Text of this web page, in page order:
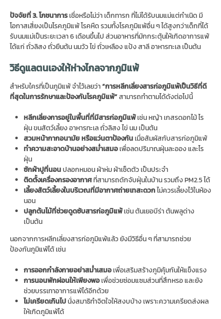
ปัจจัยที่ 3. โภชนาการ เชื่อหรือไม่ว่า เด็กทารก ที่ไม่ได้รับนมแม่แต่กำเนิด มี
โอกาสเสี่ยงเป็นโรคภูมิแพ้ โรคหืด รวมทั้งโรคภูมิแพ้อื่น ๆ ได้สูงกว่าเด็กที่ได้
รับนมแม่เป็นระยะเวลา 6 เดือนขึ้นไป ส่วนอาหารที่มักกระตุ้นให้เกิดอาการแพ้
ได้แก่ ถั่วลิสง ถั่วยืนต้น นมวัว ไข่ ถั่วเหลือง แป้งสาลีอาหารทะเล เป็นต้น
วิธีดูแลตนเองให้ห่างไกลจากภูมิแพ้
สำหรับใครที่เป็นภูมิแพ้ จำไว้เลยว่า“การหลีกเลี่ยงสารก่อภูมิแพ้เป็นวิธีที่ดี
ที่สุดในการรักษาและป้องกันโรคภูมิแพ้”สามารถทำตามได้ดังต่อไปนี้
หลีกเลี่ยงการอยู่ในพื้นที่ที่มีสารก่อภูมิแพ้เช่น หญ้า เกสรดอกไม้ ไร
ฝุ่น ขนสัตว์เลี้ยง อาหารทะเล ถั่วลิสง ไข่ นม เป็นต้น
สวมหน้ากากอนามัย หรือแว่นตาป้องกัน เมื่อสัมผัสกับสารก่อภูมิแพ้
ทำความสะอาดบ้านอย่างสม่ำเสมอ เพื่อลดปริมาณฝุ่นละออง และไร
ฝุ่น
ซักผ้าปูที่นอน ปลอกหมอน ผ้าห่ม ผ้าเช็ดตัว เป็นประจำ
ติดตั้งเครื่องกรองอากาศที่สามารถดักจับฝุ่นในบ้าน รวมถึง PM2.5 ได้
เลี้ยงสัตว์เลี้ยงในบริเวณที่มีอากาศถ่ายเทสะดวกไม่ควรเลี้ยงไว้ในห้อง
นอน
ปลูกต้นไม้ที่ช่วยดูดซับสารก่อภูมิแพ้เช่น ต้นเยอบีร่า ต้นพลูด่าง
เป็นต้น
นอกจากการหลีกเลี่ยงสารก่อภูมิแพ้แล้ว ยังมีวิธีอื่น ๆ ที่สามารถช่วย
ป้องกันภูมิแพ้ได้ เช่น
การออกกำลังกายอย่าสม่ำเสมอ เพื่อเสริมสร้างภูมิคุ้มกันให้แข็งแรง
การนอนพักผ่อนให้เพียงพอ เพื่อช่วยซ่อมแซมส่วนที่สึกหรอ และยัง
ช่วยบรรเทาอาการแพ้ได้อีกด้วย
ไม่เครียดเกินไป นั่งสมาธิทำจิตใจให้สงบบ้าง เพราะความเครียดส่งผล
ให้เกิดภูมิแพ้ได้